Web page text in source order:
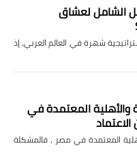
الشامل لعشاق
شهرة في العالم العربي، إذ
والأهلية المعتمدة في
المعتمدة في مصر ، فالمشكلة